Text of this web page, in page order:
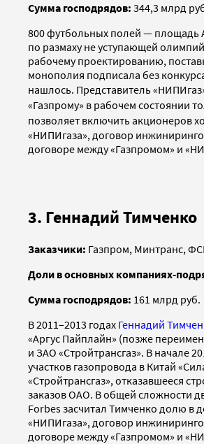
Сумма господрядов: 344,3 млрд
800 футбольных полей — площадь
по размаху не уступающей
рабочему проектированию,
монополия подписала без
нашлось. Представитель
«Газпрому» в рабочем состоянии
позволяет включить акционеров
«НИПИгаза», договор
договоре между «Газпромом» и
3. Геннадий Тимченко
Заказчики: Газпром, Минтранс,
Доли в основных компаниях-
Сумма господрядов: 161 млрд руб.
В 2011–2013 годах Геннадий
«Аргус Пайплайн» (позже
и ЗАО «Стройтрансгаз». В начале
участков газопровода в Китай
«Стройтрансгаз», отказавшееся
заказов ОАО. В общей сложности
Forbes засчитал Тимченко долю в
«НИПИгаза», договор
договоре между «Газпромом» и